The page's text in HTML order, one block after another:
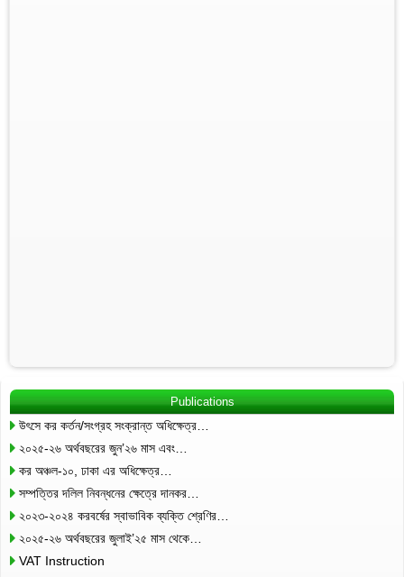
Publications
উৎসে কর কর্তন/সংগ্রহ সংক্রান্ত অধিক্ষেত্র…
২০২৫-২৬ অর্থবছরের জুন’২৬ মাস এবং…
কর অঞ্চল-১০, ঢাকা এর অধিক্ষেত্র…
সম্পত্তির দলিল নিবন্ধনের ক্ষেত্রে দানকর…
২০২৩-২০২৪ করবর্ষের স্বাভাবিক ব্যক্তি শ্রেণির…
২০২৫-২৬ অর্থবছরের জুলাই’২৫ মাস থেকে…
VAT Instruction